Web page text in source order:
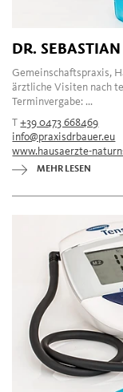
DR.
Gemeinschaftspraxis,
ärztliche Visiten nach
Terminvergabe: ...
T+39 0473 668469
info@praxisdrbauer.eu
www.hausaerzte-
MEHR LESEN